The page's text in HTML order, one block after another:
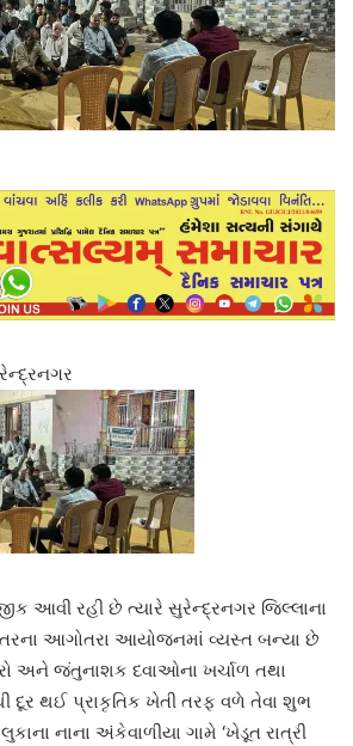
આવી રહી છે ત્યારે સુરેન્દ્રનગર જિલ્લાના
આગોતરા આયોજનમાં વ્યસ્ત બન્યા છે
અને જંતુનાશક દવાઓના ખર્ચાળ તથા
દૂર થઈ પ્રાકૃતિક ખેતી તરફ વળે તેવા શુભ
નાના અંકેવાળીયા ગામે ‘ખેડૂત રાત્રી